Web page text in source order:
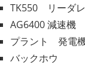
TK550 リーダ
AG6400 減速機
プラント 発電
バックホウ